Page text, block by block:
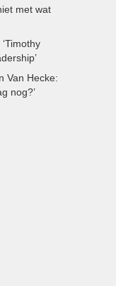
met wat
Van Hecke:
nog?’